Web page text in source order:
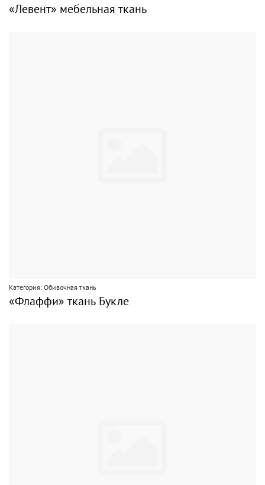
«Левент» мебельная ткань
Категория: Обивочная ткань
«Флаффи» ткань Букле